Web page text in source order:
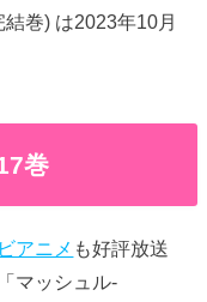
結巻) は2023年10月
巻
アニメ も好評放送
マッシュル-